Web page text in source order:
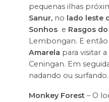
pequenas ilhas
Sanur,no lado leste
Sonhose Rasgos
Lembongan. E então
Amarela para visitar a
Ceningan. Em
nadando ou
Monkey Forest– O